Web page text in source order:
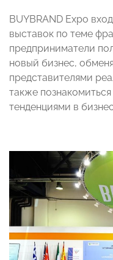
BUYBRAND Expo
выставок по теме
предприниматели
новый бизнес,
представителями
также
тенденциями в